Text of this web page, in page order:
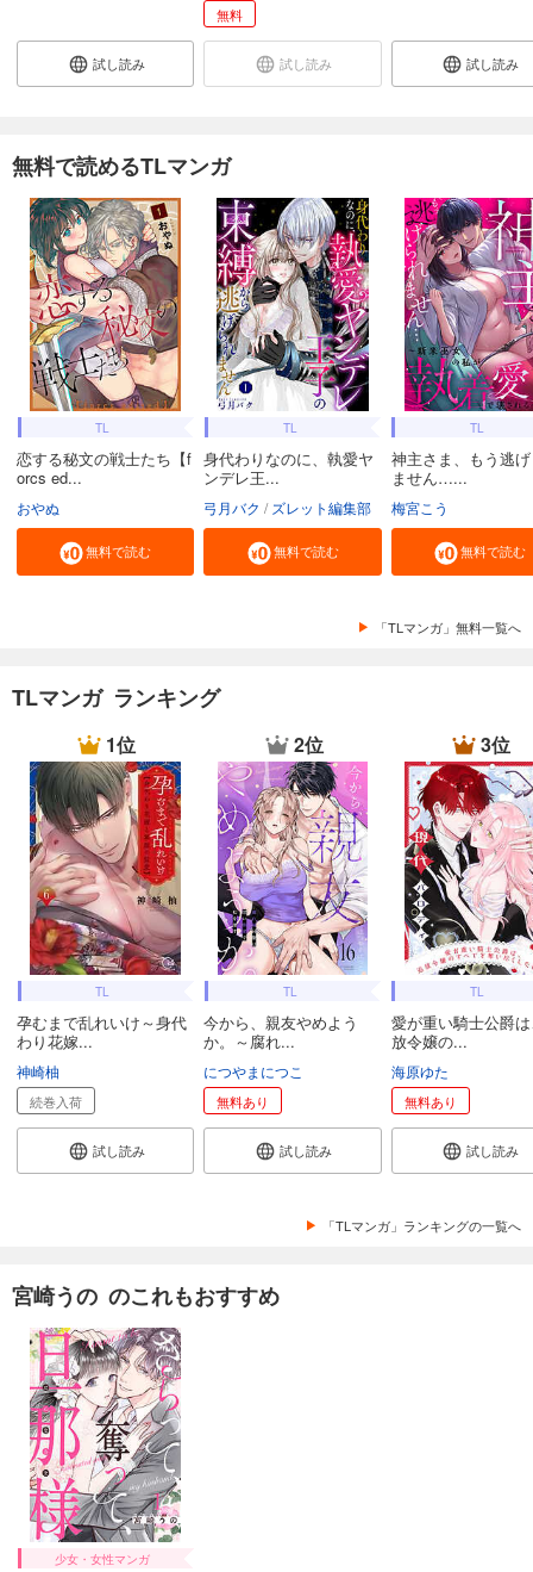
試し読み
無料
試し読み 試し読み
無料で読めるTLマンガ
TL
恋する秘文の戦士たち【f
orcs ed...
おやぬ
無料で読む
TL
身代わりなのに、執愛ヤ
ンデレ王...
弓月バク ズレット編集部
無料で読む
TL
神主さま、もう逃
ません…...
梅宮こう
無料で読む
「TLマンガ」無料一覧へ
TLマンガ ランキング
1位
TL
孕むまで乱れいけ～身代
わり花嫁...
神崎柚
続巻入荷
試し読み
2位
TL
今から、親友やめよう
か。～腐れ...
につやまにつこ
無料あり
試し読み
3位
TL
愛が重い騎士公爵
放令嬢の...
海原ゆた
無料あり
試し読み
「TLマンガ」ランキングの一覧へ
宮崎うの のこれもおすすめ
少女・女性マンガ